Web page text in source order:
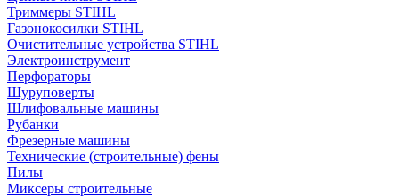
Триммеры STIHL
Газонокосилки STIHL
Очистительные устройства STIHL
Электроинструмент
Перфораторы
Шуруповерты
Шлифовальные машины
Рубанки
Фрезерные машины
Технические (строительные) фены
Пилы
Миксеры строительные